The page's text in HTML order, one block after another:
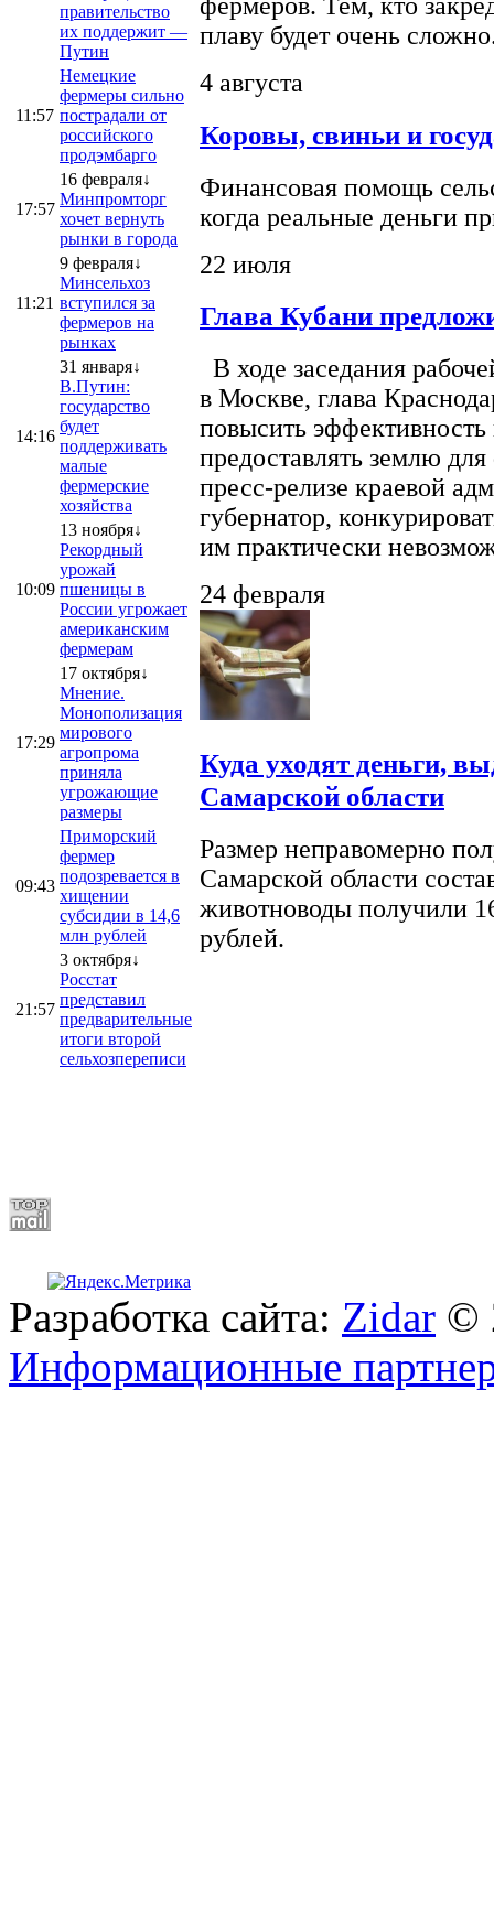
правительство
их поддержит —
Путин
11:57
Немецкие
фермеры сильно
пострадали от
российского
продэмбарго
17:57
16 февраля↓
Минпромторг
хочет вернуть
рынки в города
11:21
9 февраля↓
Минсельхоз
вступился за
фермеров на
рынках
14:16
31 января↓
В.Путин:
государство
будет
поддерживать
малые
фермерские
хозяйства
10:09
13 ноября↓
Рекордный
урожай
пшеницы в
России угрожает
американским
фермерам
17:29
17 октября↓
Мнение.
Монополизация
мирового
агропрома
приняла
угрожающие
размеры
09:43
Приморский
фермер
подозревается в
хищении
субсидии в 14,6
млн рублей
21:57
3 октября↓
Росстат
представил
предварительные
итоги второй
сельхозпереписи
фермеров. Тем, кто
плаву будет очень
4 августа
Коровы, свиньи и
Финансовая помощь
когда реальные деньги
22 июля
Глава Кубани
В ходе заседания
в Москве, глава
повысить эффективность
предоставлять землю
пресс-релизе краевой
губернатор,
им практически
24 февраля
Куда уходят деньги,
Самарской области
Размер неправомерно
Самарской области
животноводы получили
рублей.
Разработка сайта: Zidar ©
Информационные